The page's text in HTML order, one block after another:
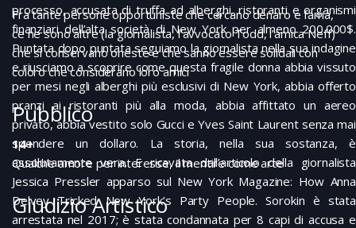
processo, accusata di truffa ad alberghi, ristoranti e organismi
finanziari dell’alta società di New York per almeno 200.000$.
Puntata dopo puntata seguiamo la giornalista nella sua indagine
e riusciamo a scoprire come questa fragile donna abbia vissuto
per mesi negli alberghi più esclusivi di New York, abbia offerto
pranzi ai ristoranti più alla moda, abbia affittato un aereo
privato, abbia vestito solo Gucci e Yves Saint Laurent senza mai
spendere un dollaro. La storia, nella sua sostanza, è
assolutamente vera. E ricavata dall’articolo della giornalista
Jessica Pressler apparso sul New York Magazine: How Anna
Delvey Tricked New York’s Party People. Sorokin è stata
arrestata nel 2017; è stata condannata per 8 capi di accusa e
Fra tante persone opportuniste che cercano denaro e fama,
ce ne sono altre (la giornalista, l’avvocato Todd, l’amica Neff)
che si conservano oneste e che sanno essere solidali con
coloro che considerano loro amici
Pubblico
14+
Qualche amore per interesse, il mentire come arte
Giudizio Artistico